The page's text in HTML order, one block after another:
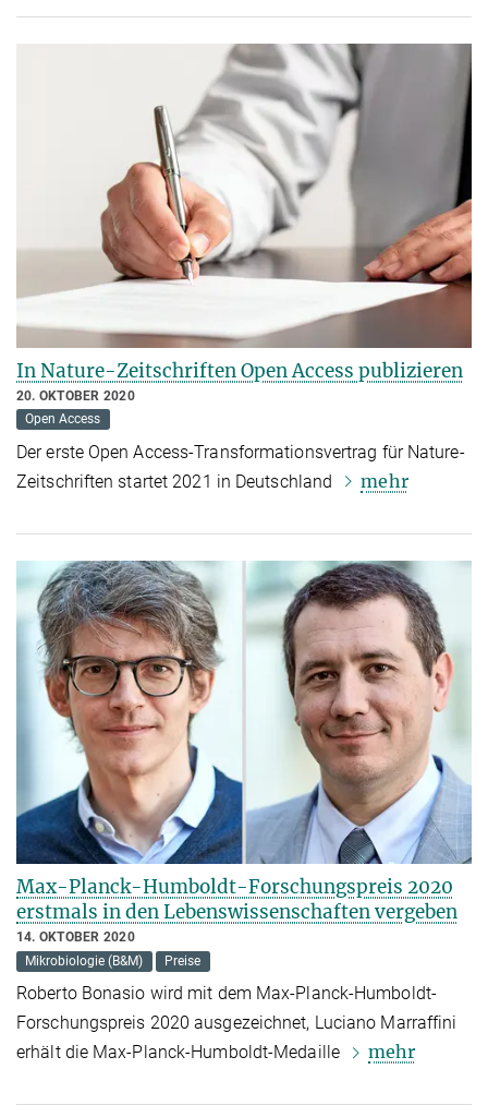
In Nature-Zeitschriften Open Access publizieren
20. OKTOBER 2020
Open Access
Der erste Open Access-Transformationsvertrag für Nature-
Zeitschriften startet 2021 in Deutschland
mehr
Max-Planck-Humboldt-Forschungspreis 2020
erstmals in den Lebenswissenschaften vergeben
14. OKTOBER 2020
Mikrobiologie (B&M)
Preise
Roberto Bonasio wird mit dem Max-Planck-Humboldt-
Forschungspreis 2020 ausgezeichnet, Luciano Marraffini
erhält die Max-Planck-Humboldt-Medaille
mehr